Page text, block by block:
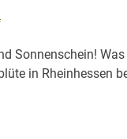
Sonnenschein!
in Rheinhessen